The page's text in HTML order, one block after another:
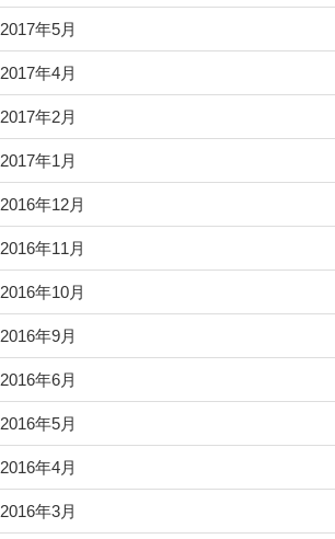
2017年5月
2017年4月
2017年2月
2017年1月
2016年12月
2016年11月
2016年10月
2016年9月
2016年6月
2016年5月
2016年4月
2016年3月